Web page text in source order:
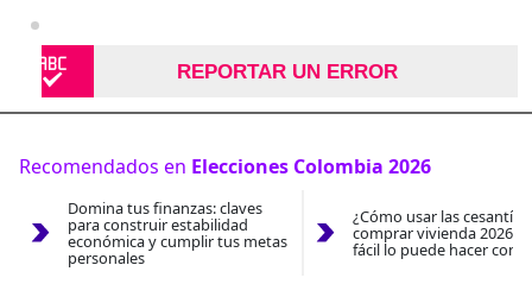
REPORTAR UN ERROR
Recomendados en Elecciones Colombia 2026
Domina tus finanzas: claves
para construir estabilidad
económica y cumplir tus metas
personales
¿Cómo usar las
comprar vivienda 2026?
fácil lo puede hacer con